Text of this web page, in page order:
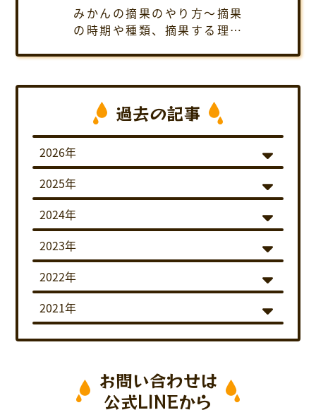
みかんの摘果のやり方～摘果
の時期や種類、摘果する理由
を紹介します
過去の記事
2026年
2025年
2024年
2023年
2022年
2021年
お問い合わせは
公式LINEから